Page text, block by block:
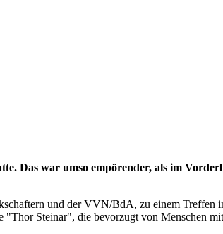
Das war umso empörender, als im
und der VVN/BdA, zu einem Treffen
Steinar", die bevorzugt von Menschen